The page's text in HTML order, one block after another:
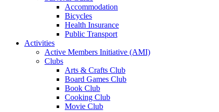
Accommodation
Bicycles
Health Insurance
Public Transport
Activities
Active Members Initiative (AMI)
Clubs
Arts & Crafts Club
Board Games Club
Book Club
Cooking Club
Movie Club